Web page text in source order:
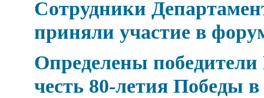
Сотрудники
приняли участие в
Определены победители
честь 80-летия Победы